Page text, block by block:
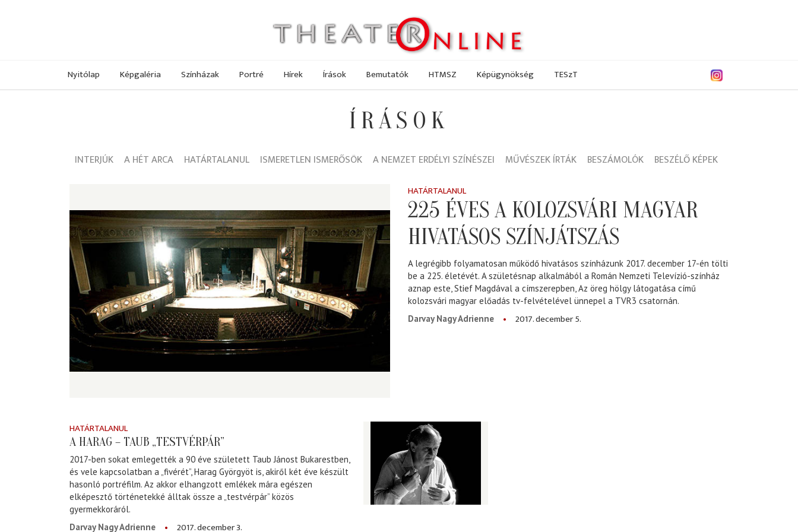
Nyitólap Képgaléria Színházak Portré Hírek Írások Bemutatók HTMSZ Képügynökség TESzT
ÍRÁSOK
INTERJÚK A HÉT ARCA HATÁRTALANUL ISMERETLEN ISMERŐSÖK A NEMZET ERDÉLYI SZÍNÉSZEI MŰVÉSZEK ÍRTÁK BESZÁMOLÓK BESZÉLŐ KÉPEK
HATÁRTALANUL
225 ÉVES A KOLOZSVÁRI MAGYAR
HIVATÁSOS SZÍNJÁTSZÁS
A legrégibb folyamatosan működő hivatásos színházunk 2017. december 17-én tölti
be a 225. életévét. A születésnap alkalmából a Román Nemzeti Televízió-színház
aznap este, Stief Magdával a címszerepben, Az öreg hölgy látogatása című
kolozsvári magyar előadás tv-felvételével ünnepel a TVR3 csatornán.
Darvay Nagy Adrienne
2017. december 5.
HATÁRTALANUL
A HARAG – TAUB „TESTVÉRPÁR”
2017-ben sokat emlegették a 90 éve született Taub Jánost Bukarestben,
és vele kapcsolatban a „fivérét”, Harag Györgyöt is, akiről két éve készült
hasonló portréfilm. Az akkor elhangzott emlékek mára egészen
elképesztő történetekké álltak össze a „testvérpár” közös
gyermekkoráról.
Darvay Nagy Adrienne
2017. december 3.